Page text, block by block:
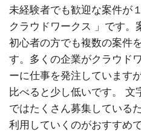
未経験者でも歓迎な案件が
クラウドワークス 」です。
初心者の方でも複数の案件
す。多くの企業がクラウド
ーに仕事を発注しています
比べると少し低いです。
ではたくさん募集している
利用していくのがおすすめで